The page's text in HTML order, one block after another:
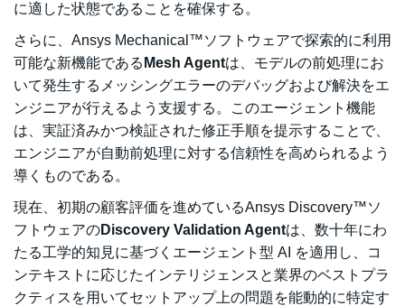
に適した状態であることを確保する。
さらに、Ansys Mechanical™ソフトウェアで探索的に利用
可能な新機能である Mesh Agentは、モデルの前処理にお
いて発生するメッシングエラーのデバッグおよび解決をエ
ンジニアが行えるよう支援する。このエージェント機能
は、実証済みかつ検証された修正手順を提示することで、
エンジニアが自動前処理に対する信頼性を高められるよう
導くものである。
現在、初期の顧客評価を進めているAnsys Discovery™ソ
フトウェアのDiscovery Validation Agentは、数十年にわ
たる工学的知見に基づくエージェント型 AI を適用し、コ
ンテキストに応じたインテリジェンスと業界のベストプラ
クティスを用いてセットアップ上の問題を能動的に特定す